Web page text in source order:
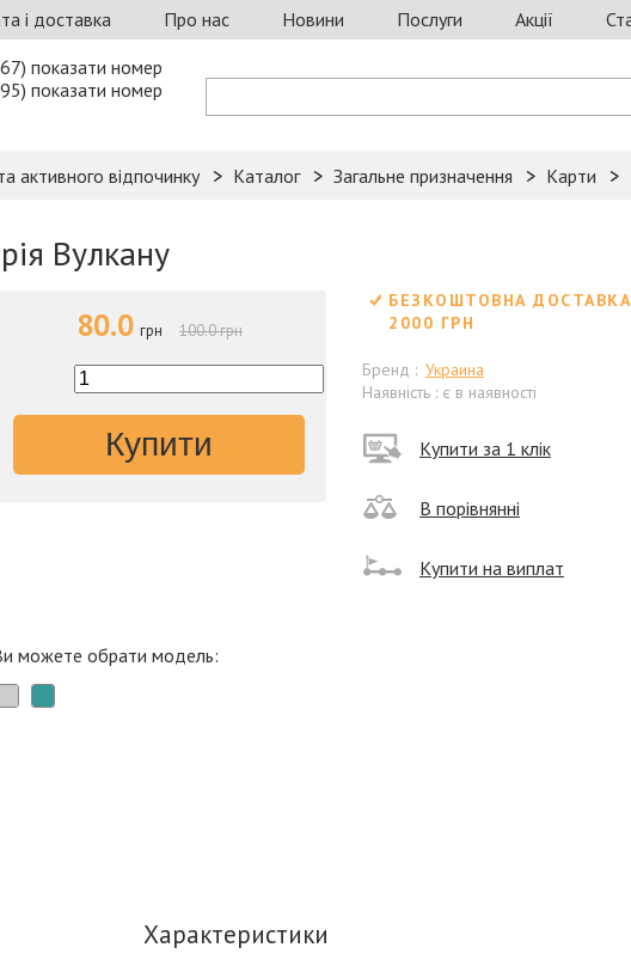
і доставка Про нас Новини Послуги Акції
показати номер
показати номер
активного відпочинку Каталог Загальне призначення Карти
Вулкану
БЕЗКОШТОВНА ДОСТАВКА
2000 ГРН
Бренд : Украина
Наявність : є в наявності
80.0 грн 100.0 грн
Купити Купити за 1 клік
В порівнянні
Купити на виплат
можете обрати модель:
Характеристики